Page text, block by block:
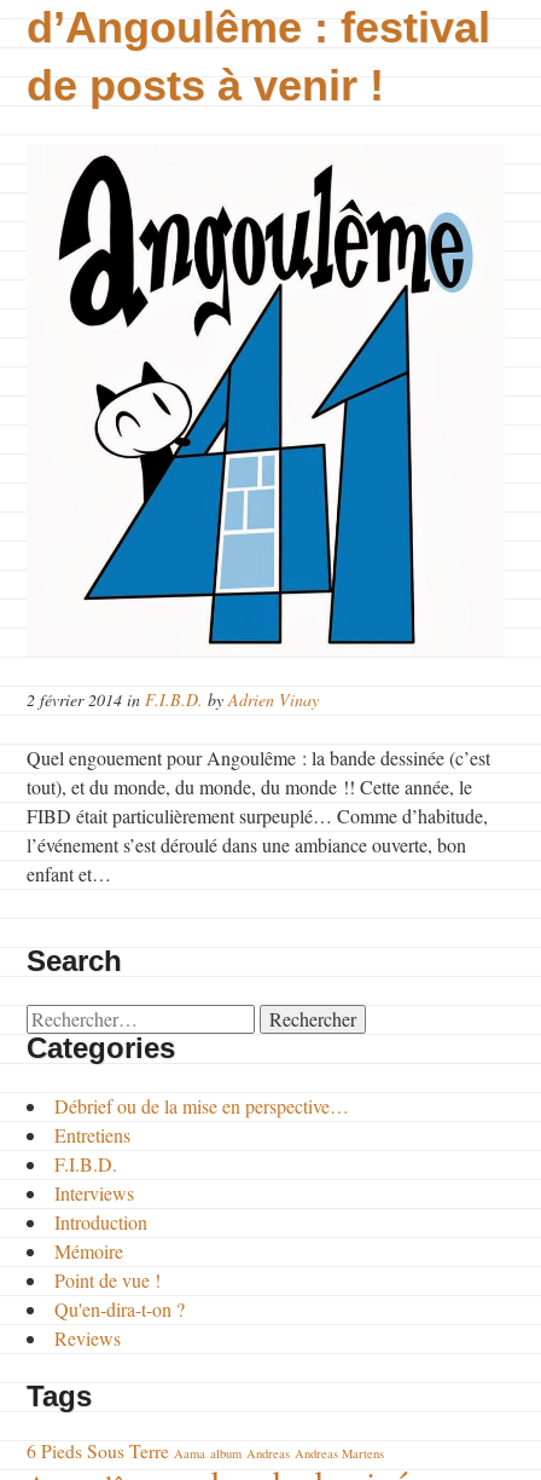
d’Angoulême : festival
de posts à venir !
2 février 2014 in F.I.B.D. byAdrien Vinay
Quel engouement pour Angoulême : la bande dessinée (c’est
tout), et du monde, du monde, du monde !! Cette année, le
FIBD était particulièrement surpeuplé… Comme d’habitude,
l’événement s’est déroulé dans une ambiance ouverte, bon
enfant et…
Search
Rechercher :
Categories
Débrief ou de la mise en perspective…
Entretiens
F.I.B.D.
Interviews
Introduction
Mémoire
Point de vue !
Qu'en-dira-t-on ?
Reviews
Tags
6 Pieds Sous Terre Aama album Andreas Andreas Martens